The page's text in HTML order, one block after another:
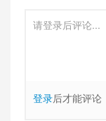
登录后才能评论